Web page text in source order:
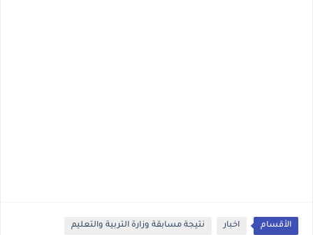
الأقسام اخبار نتيجة مسابقة وزارة التربية والتعليم